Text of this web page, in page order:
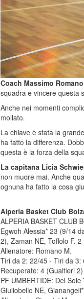
Coach Massimo Romano
squadra e vincere questa
Anche nei momenti
mollato.
La chiave è stata la
ha fatto la differenza.
questa è la forza della
La capitana Licia
non muore mai. Anche
ognuna ha fatto la cosa
Alperia Basket Club
ALPERIA BASKET CLUB
Egwoh Alessia* 23 (9/14
2), Zaman NE, Toffolo F.
Allenatore: Romano M.
Tiri da 2: 22/45 - Tiri da 3:
Recuperate: 4 (Gualtieri
PF UMBERTIDE: Del
Giuliobello NE,